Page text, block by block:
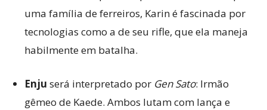
uma família de ferreiros, Karin é fascinada por
tecnologias como a de seu rifle, que ela maneja
habilmente em batalha.
Enju será interpretado por Gen Sato: Irmão
gêmeo de Kaede. Ambos lutam com lança e